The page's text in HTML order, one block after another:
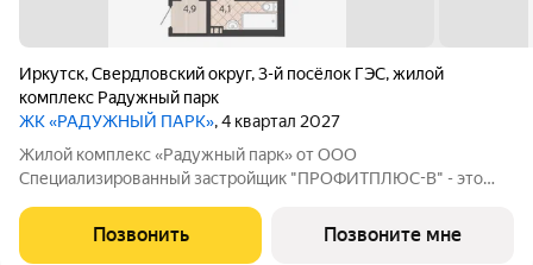
Иркутск,Свердловский округ,3-й посёлок ГЭС,жилой
комплекс Радужный парк
ЖК «РАДУЖНЫЙ ПАРК», 4 квартал 2027
Жилой комплекс «Радужный парк» от ООО
Специализированный застройщик "ПРОФИТПЛЮС-В" - это
Приобретая квартиру в ЖК «Радужный парк», вы
обеспечиваете себя и свою семью комфортными условиями
Позвонить Позвоните мне